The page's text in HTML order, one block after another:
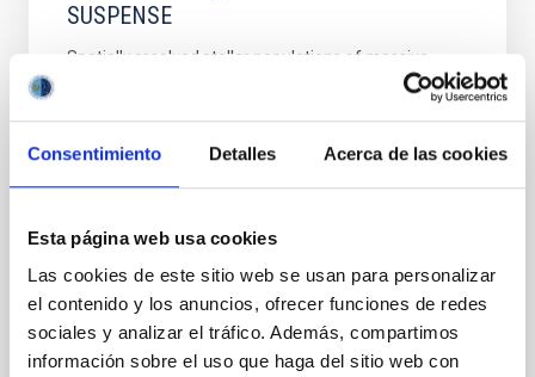
Consentimiento Detalles Acerca de las cookies
Esta página web usa cookies
Las cookies de este sitio web se usan para personalizar
el contenido y los anuncios, ofrecer funciones de redes
sociales y analizar el tráfico. Además, compartimos
información sobre el uso que haga del sitio web con
SUSPENSE
Spatially resolved stellar populations of massive
quiescent galaxies at cosmic noon provide powerful
insights into star-formation quenching and stellar
studies have revealed that the cores of these
galaxies are redder than their outskirts. However,
BIBCODE 2026A&A...710A.158C